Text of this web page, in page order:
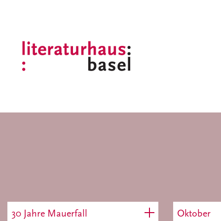
30 Jahre Mauerfall Oktober